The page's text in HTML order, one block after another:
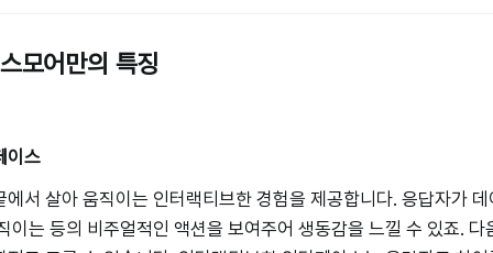
모어만의 특징
이스
에서 살아 움직이는 인터랙티브한 경험을 제공합니다. 응답자가
이는 등의 비주얼적인 액션을 보여주어 생동감을 느낄 수 있죠. 다